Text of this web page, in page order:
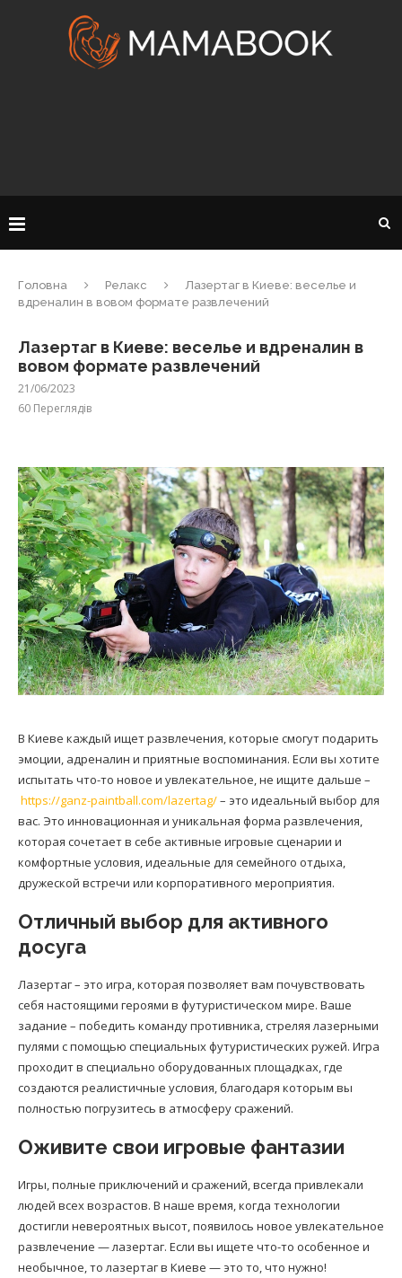
Головна Релакс
Лазертаг в Киеве: веселье и
вдреналин в вовом формате развлечений
Лазертаг в Киеве: веселье и вдреналин в
вовом формате развлечений
21/06/2023
60 Переглядів
В Киеве каждый ищет развлечения, которые смогут подарить
эмоции, адреналин и приятные воспоминания. Если вы хотите
испытать что-то новое и увлекательное, не ищите дальше –
https://ganz-paintball.com/lazertag/– это идеальный выбор для
вас. Это инновационная и уникальная форма развлечения,
которая сочетает в себе активные игровые сценарии и
комфортные условия, идеальные для семейного отдыха,
дружеской встречи или корпоративного мероприятия.
Отличный выбор для активного
досуга
Лазертаг – это игра, которая позволяет вам почувствовать
себя настоящими героями в футуристическом мире. Ваше
задание – победить команду противника, стреляя лазерными
пулями с помощью специальных футуристических ружей. Игра
проходит в специально оборудованных площадках, где
создаются реалистичные условия, благодаря которым вы
полностью погрузитесь в атмосферу сражений.
Оживите свои игровые фантазии
Игры, полные приключений и сражений, всегда привлекали
людей всех возрастов. В наше время, когда технологии
достигли невероятных высот, появилось новое увлекательное
развлечение — лазертаг. Если вы ищете что-то особенное и
необычное, то лазертаг в Киеве — это то, что нужно!